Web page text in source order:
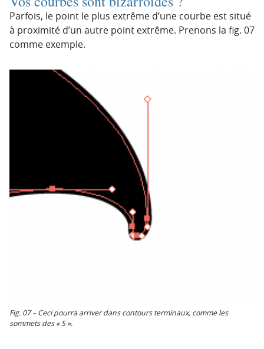
Parfois, le point le plus extrême d’une courbe est situé
à proximité d’un autre point extrême. Prenons la fig. 07
comme exemple.
Fig. 07 – Ceci pourra arriver dans contours terminaux, comme les
sommets des « S ».